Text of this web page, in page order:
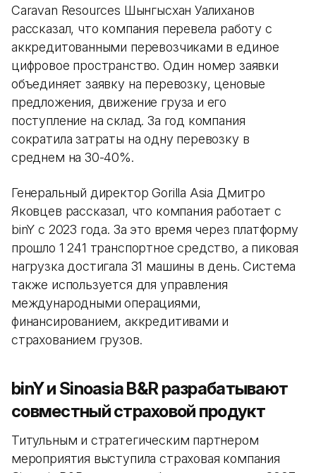
Caravan Resources Шынгысхан Уалиханов
рассказал, что компания перевела работу с
аккредитованными перевозчиками в единое
цифровое пространство. Один номер заявки
объединяет заявку на перевозку, ценовые
предложения, движение груза и его
поступление на склад. За год компания
сократила затраты на одну перевозку в
среднем на 30-40%.
Генеральный директор Gorilla Asia Дмитро
Яковцев рассказал, что компания работает с
binY с 2023 года. За это время через платформу
прошло 1 241 транспортное средство, а пиковая
нагрузка достигала 31 машины в день. Система
также используется для управления
международными операциями,
финансированием, аккредитивами и
страхованием грузов.
binY и Sinoasia B&R разрабатывают
совместный страховой продукт
Титульным и стратегическим партнером
мероприятия выступила страховая компания